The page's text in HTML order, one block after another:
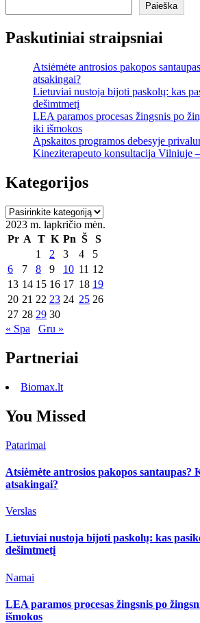
Paieška
Paskutiniai straipsniai
Atsiėmėte antrosios pakopos
atsakingai?
Lietuviai nustoja bijoti paskolų: kas
dešimtmetį
LEA paramos procesas žingsnis po
iki išmokos
Apskaitos programos debesyje
Kineziterapeuto konsultacija Vilniuje
Kategorijos
Kategorijos
2023 m. lapkričio mėn.
Pr A T K Pn Š
S
1
2 3 4
5
6
7 8 9 10 11 12
13 14 15 16 17 18 19
20 21 22 23 24 25 26
27 28 29 30
« Spa
Gru »
Partneriai
Biomax.lt
You Missed
Patarimai
Atsiėmėte antrosios pakopos santaupas?
atsakingai?
Verslas
Lietuviai nustoja bijoti paskolų: kas
dešimtmetį
Namai
LEA paramos procesas žingsnis po
išmokos